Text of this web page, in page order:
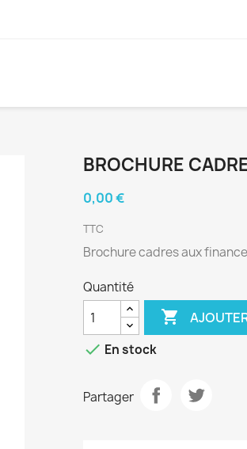
BROCHURE
0,00 €
TTC
Brochure cadres aux
Quantité

 En stock
Partager